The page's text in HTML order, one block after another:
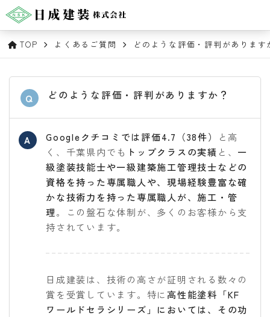
TOP よくあるご質問 どのような評価・評判があります
Q どのような評価・評判がありますか？
A Googleクチコミでは評価4.7（38件）
と高
く、千葉県内でも トップクラスの実績 と、 一
級塗装技能士や一級建築施工管理技士などの
資格を持った専属職人や、現場経験豊富な確
かな技術力を持った専属職人が、施工・管
理。この盤石な体制が、多くのお客様から支
持されています。
日成建装は、技術の高さが証明される数々の
賞を受賞しています。特に高性能塗料「KF
ワールドセラシリーズ」においては、その功